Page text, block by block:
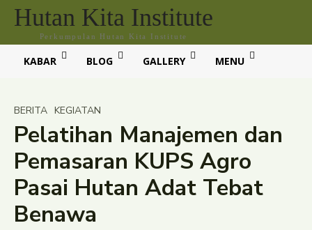
Hutan Kita Institute
Perkumpulan Hutan Kita Institute
KABAR BLOG GALLERY MENU
BERITA KEGIATAN
Pelatihan Manajemen dan
Pemasaran KUPS Agro
Pasai Hutan Adat Tebat
Benawa